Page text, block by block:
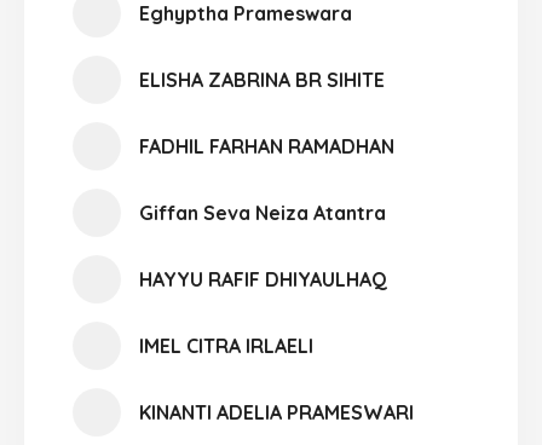
Eghyptha Prameswara
ELISHA ZABRINA BR SIHITE
FADHIL FARHAN RAMADHAN
Giffan Seva Neiza Atantra
HAYYU RAFIF DHIYAULHAQ
IMEL CITRA IRLAELI
KINANTI ADELIA PRAMESWARI